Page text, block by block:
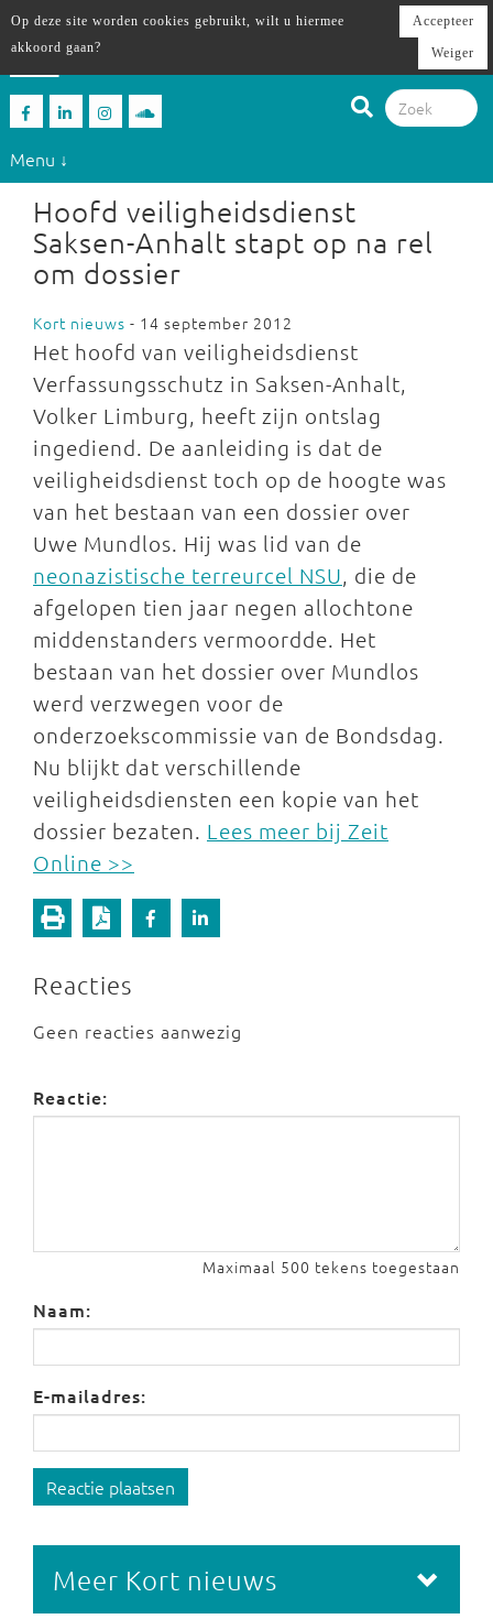
Menu ↓
Hoofd veiligheidsdienst
Saksen-Anhalt stapt op na rel
om dossier
Kort nieuws - 14 september 2012
Het hoofd van veiligheidsdienst
Verfassungsschutz in Saksen-Anhalt,
Volker Limburg, heeft zijn ontslag
ingediend. De aanleiding is dat de
veiligheidsdienst toch op de hoogte was
van het bestaan van een dossier over
Uwe Mundlos. Hij was lid van de
neonazistische terreurcel NSU, die de
afgelopen tien jaar negen allochtone
middenstanders vermoordde. Het
bestaan van het dossier over Mundlos
werd verzwegen voor de
onderzoekscommissie van de Bondsdag.
Nu blijkt dat verschillende
veiligheidsdiensten een kopie van het
dossier bezaten. Lees meer bij Zeit
Online >>
Reacties
Geen reacties aanwezig
Reactie:
Maximaal 500 tekens toegestaan
Naam:
E-mailadres:
Reactie plaatsen
Meer Kort nieuws
Op deze site worden cookies gebruikt, wilt u hiermee
akkoord gaan?
Accepteer
Weiger